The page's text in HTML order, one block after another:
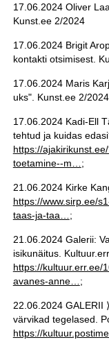
17.06.2024 Oliver
Kunst.ee 2/2024
17.06.2024 Brigit
kontakti otsimisest.
17.06.2024 Maris
uks". Kunst.ee 2/2024
17.06.2024 Kadi-Ell
tehtud ja kuidas
https://
toetamine--m… ;
21.06.2024 Kirke
https://www.sirp.ee/
taas-ja-taa… ;
21.06.2024 Galerii:
isikunäitus. Kultuur.err
https://kultuur.err.ee/
avanes-anne… ;
22.06.2024 GALERII
värvikad tegelased.
https://